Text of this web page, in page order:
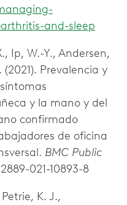
and-sleep
Ip, W.-Y., Andersen,
(2021). Prevalencia y
y la mano y del
confirmado
de oficina
BMC Public
021-10893-8
K. J.,